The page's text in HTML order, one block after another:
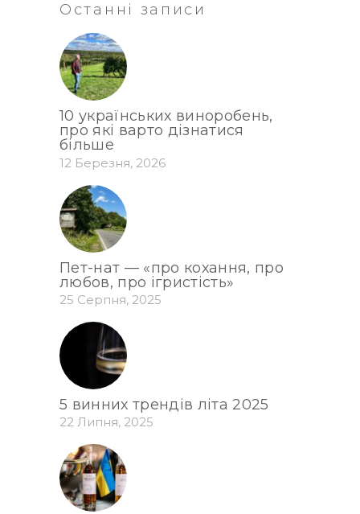
Останні записи
10 українських виноробень,
про які варто дізнатися
більше
12 Березня, 2026
Пет-нат — «про кохання, про
любов, про ігристість»
25 Серпня, 2025
5 винних трендів літа 2025
22 Липня, 2025